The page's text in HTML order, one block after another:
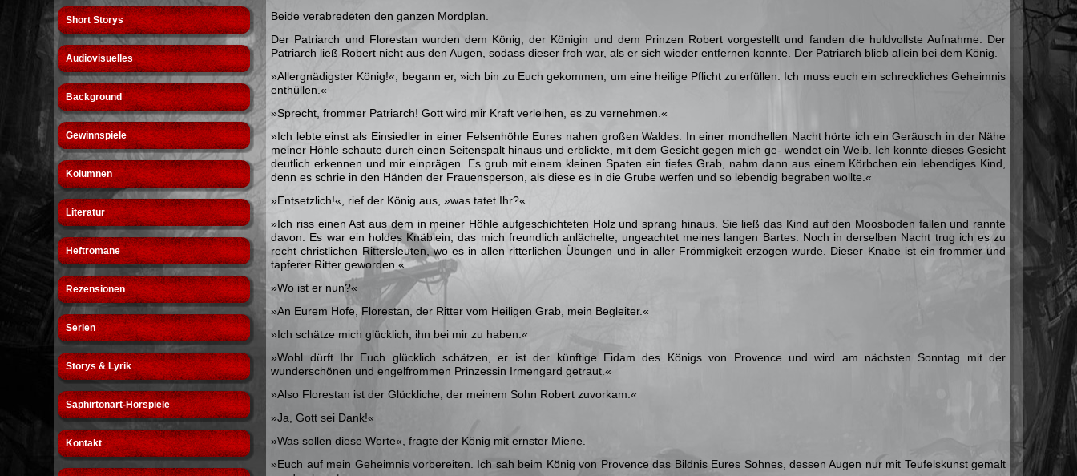
Short Storys
Audiovisuelles
Background
Gewinnspiele
Kolumnen
Literatur
Heftromane
Rezensionen
Serien
Storys & Lyrik
Saphirtonart-Hörspiele
Kontakt
Beide verabredeten den ganzen Mordplan.
Der Patriarch und Florestan wurden dem König, der Königin und dem Prinzen Robert vorgestellt und fanden die huldvollste Aufnahme. Der
Patriarch ließ Robert nicht aus den Augen, sodass dieser froh war, als er sich wieder entfernen konnte. Der Patriarch blieb allein bei dem König.
»Allergnädigster König!«, begann er, »ich bin zu Euch gekommen, um eine heilige Pflicht zu erfüllen. Ich muss euch ein schreckliches Geheimnis
enthüllen.«
»Sprecht, frommer Patriarch! Gott wird mir Kraft verleihen, es zu vernehmen.«
»Ich lebte einst als Einsiedler in einer Felsenhöhle Eures nahen großen Waldes. In einer mondhellen Nacht hörte ich ein Geräusch in der Nähe
meiner Höhle schaute durch einen Seitenspalt hinaus und erblickte, mit dem Gesicht gegen mich ge- wendet ein Weib. Ich konnte dieses Gesicht
deutlich erkennen und mir einprägen. Es grub mit einem kleinen Spaten ein tiefes Grab, nahm dann aus einem Körbchen ein lebendiges Kind,
denn es schrie in den Händen der Frauensperson, als diese es in die Grube werfen und so lebendig begraben wollte.«
»Entsetzlich!«, rief der König aus, »was tatet Ihr?«
»Ich riss einen Ast aus dem in meiner Höhle aufgeschichteten Holz und sprang hinaus. Sie ließ das Kind auf den Moosboden fallen und rannte
davon. Es war ein holdes Knäblein, das mich freundlich anlächelte, ungeachtet meines langen Bartes. Noch in derselben Nacht trug ich es zu
recht christlichen Rittersleuten, wo es in allen ritterlichen Übungen und in aller Frömmigkeit erzogen wurde. Dieser Knabe ist ein frommer und
tapferer Ritter geworden.«
»Wo ist er nun?«
»An Eurem Hofe, Florestan, der Ritter vom Heiligen Grab, mein Begleiter.«
»Ich schätze mich glücklich, ihn bei mir zu haben.«
»Wohl dürft Ihr Euch glücklich schätzen, er ist der künftige Eidam des Königs von Provence und wird am nächsten Sonntag mit der
wunderschönen und engelfrommen Prinzessin Irmengard getraut.«
»Also Florestan ist der Glückliche, der meinem Sohn Robert zuvorkam.«
»Ja, Gott sei Dank!«
»Was sollen diese Worte«, fragte der König mit ernster Miene.
»Euch auf mein Geheimnis vorbereiten. Ich sah beim König von Provence das Bildnis Eures Sohnes, dessen Augen nur mit Teufelskunst gemalt